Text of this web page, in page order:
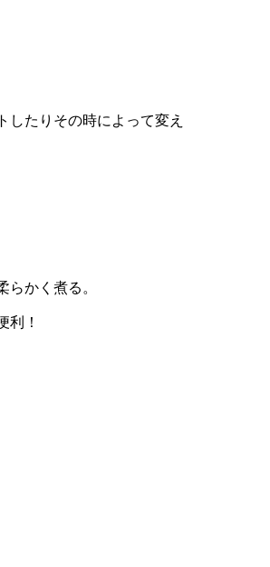
したりその時によって変え
かく煮る。
利！